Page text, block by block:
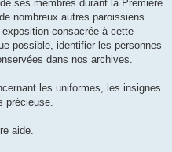
ses membres durant la Première
nombreux autres paroissiens
consacrée à cette
possible, identifier les personnes
dans nos archives.
les uniformes, les insignes
précieuse.
aide.